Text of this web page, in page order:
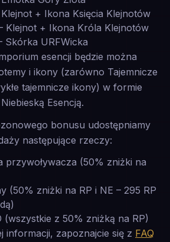
+ Ikona Księcia Klejnotów
Klejnot + Ikona Króla Klejnotów
URFWicka
esencji będzie można
i ikony (zarówno Tajemnicze
tajemnicze ikony) w formie
Esencją.
bonusu udostępniamy
następujące rzeczy:
przywoływacza (50% zniżki na
(50% zniżki na RP i NE – 295 RP
(wszystkie z 50% zniżką na RP)
informacji, zapoznajcie się z FAQ